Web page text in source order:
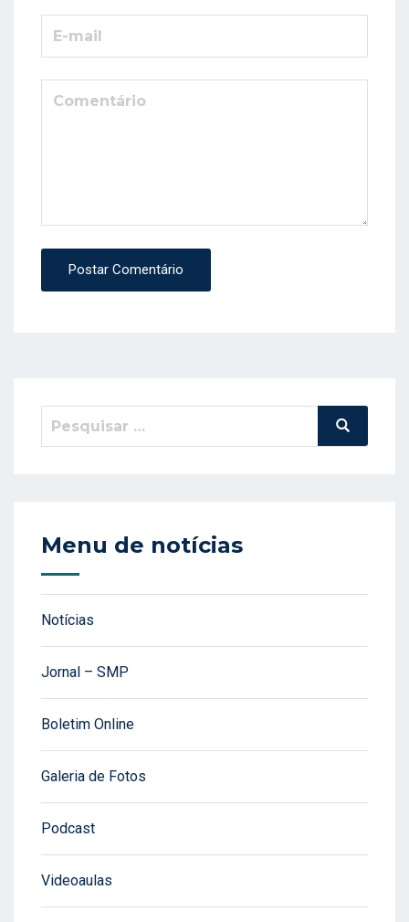
Postar Comentário
Pesquisar
Pesquisa
Menu de notícias
Notícias
Jornal – SMP
Boletim Online
Galeria de Fotos
Podcast
Videoaulas